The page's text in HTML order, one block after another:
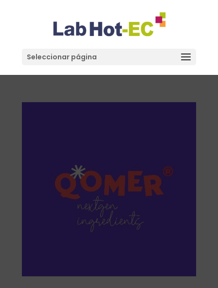
Seleccionar página